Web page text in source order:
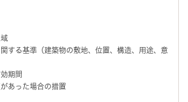
基準（建築物の敷地、位置、構造、用途、意
間
った場合の措置